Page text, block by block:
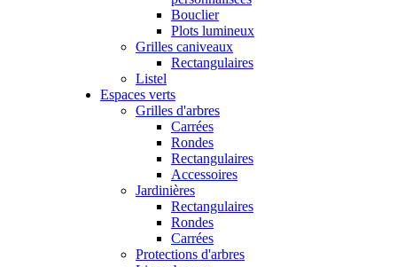
Bouclier
Plots lumineux
Grilles caniveaux
Rectangulaires
Listel
Espaces verts
Grilles d'arbres
Carrées
Rondes
Rectangulaires
Accessoires
Jardinières
Rectangulaires
Rondes
Carrées
Protections d'arbres